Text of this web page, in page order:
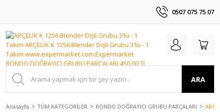
0507 075 75 07
ARA
Anasayfa TÜM KATEGORİLER RONDO DOĞRAYICI GRUBU PARÇALARI